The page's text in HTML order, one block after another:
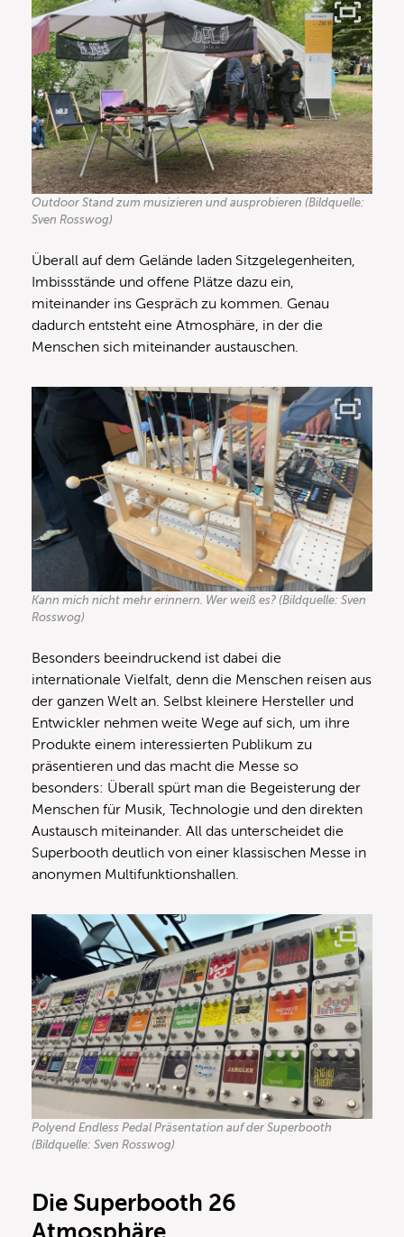
Outdoor Stand zum musizieren und ausprobieren (Bildquelle:
Sven Rosswog)
Überall auf dem Gelände laden Sitzgelegenheiten,
Imbissstände und offene Plätze dazu ein,
miteinander ins Gespräch zu kommen. Genau
dadurch entsteht eine Atmosphäre, in der die
Menschen sich miteinander austauschen.
Kann mich nicht mehr erinnern. Wer weiß es? (Bildquelle: Sven
Rosswog)
Besonders beeindruckend ist dabei die
internationale Vielfalt, denn die Menschen reisen aus
der ganzen Welt an. Selbst kleinere Hersteller und
Entwickler nehmen weite Wege auf sich, um ihre
Produkte einem interessierten Publikum zu
präsentieren und das macht die Messe so
besonders: Überall spürt man die Begeisterung der
Menschen für Musik, Technologie und den direkten
Austausch miteinander. All das unterscheidet die
Superbooth deutlich von einer klassischen Messe in
anonymen Multifunktionshallen.
Polyend Endless Pedal Präsentation auf der Superbooth
(Bildquelle: Sven Rosswog)
Die Superbooth 26